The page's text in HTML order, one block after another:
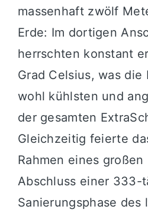
massenhaft zwölf
Erde: Im dortigen
herrschten konstant
Grad Celsius, was die
wohl kühlsten und
der gesamten
Gleichzeitig feierte
Rahmen eines großen
Abschluss einer 333-
Sanierungsphase des